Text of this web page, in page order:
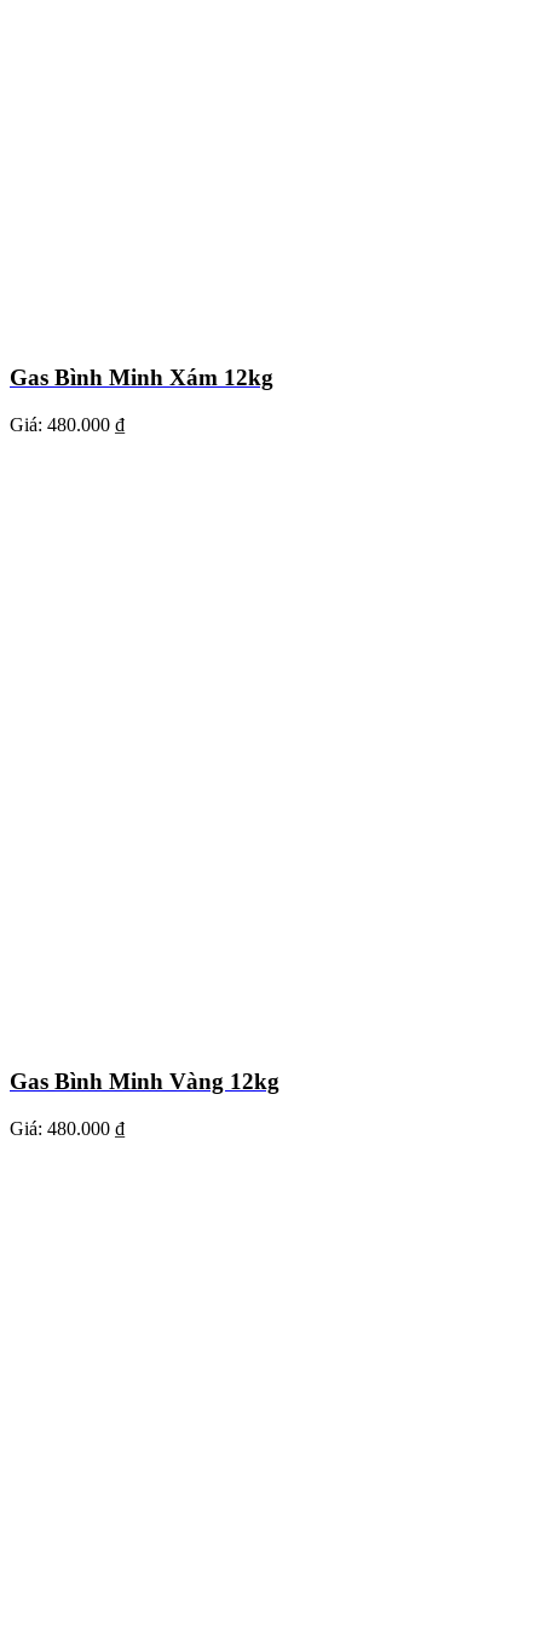
Gas Bình Minh Xám 12kg
Giá: 480.000 ₫
Gas Bình Minh Vàng 12kg
Giá: 480.000 ₫